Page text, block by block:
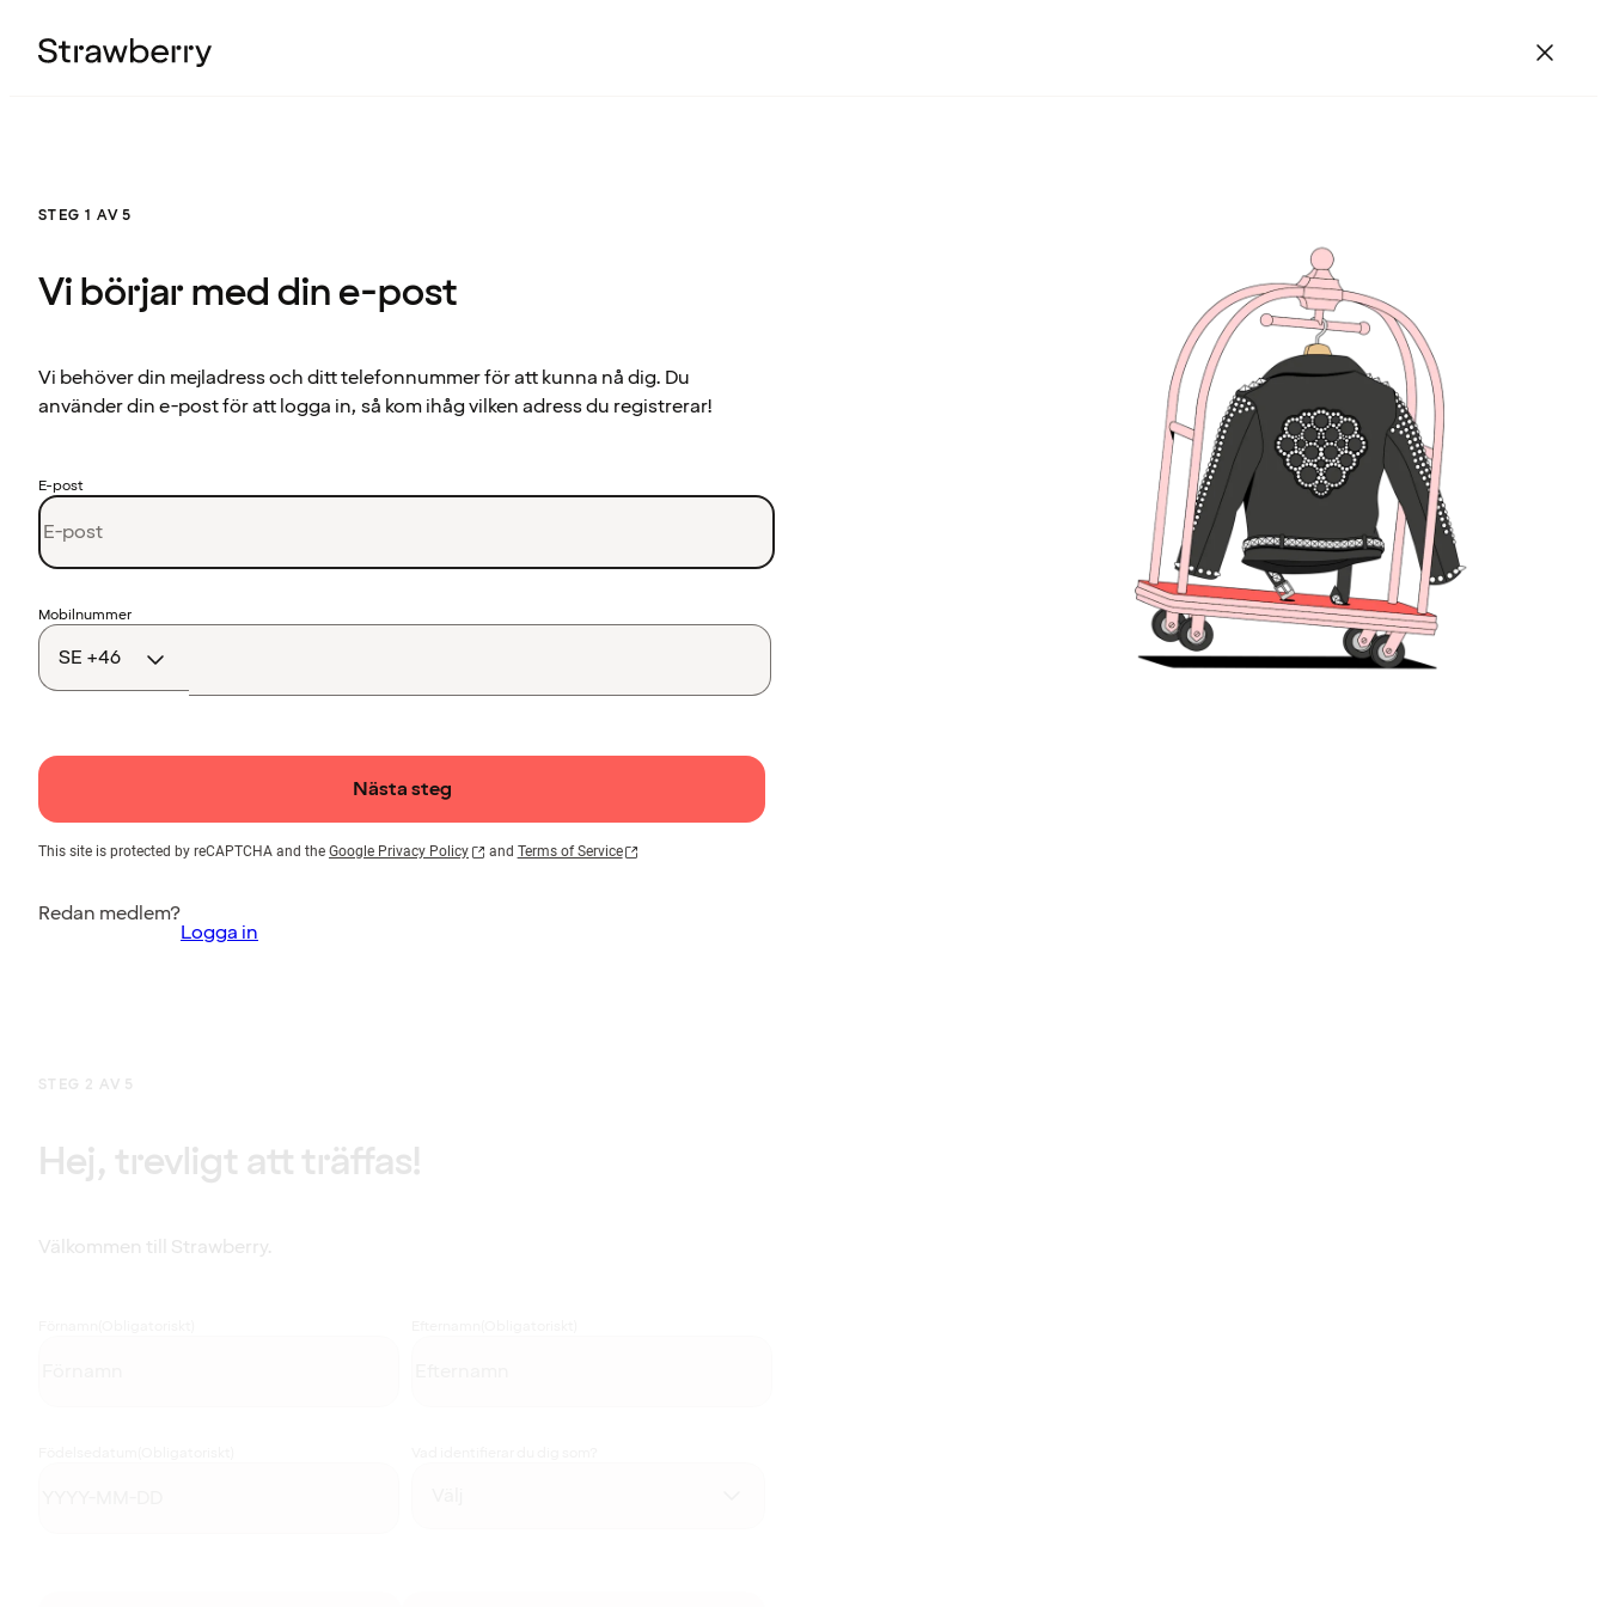
STEG 1 AV 5
Vi börjar med din e-post
Vi behöver din mejladress och ditt telefonnummer för att kunna nå dig. Du
använder din e-post för att logga in, så kom ihåg vilken adress du registrerar!
E-post
Landskod
Mobilnummer
Nästa steg
This site is protected by reCAPTCHA and the Google Privacy Policy and Terms of Service
Redan medlem?
Logga in
STEG 2 AV 5
Hej, trevligt att träffas!
Välkommen till Strawberry.